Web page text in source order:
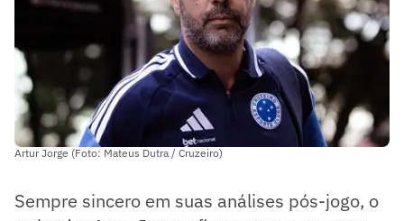
Artur Jorge (Foto: Mateus Dutra / Cruzeiro)
Sempre sincero em suas análises pós-jogo, o